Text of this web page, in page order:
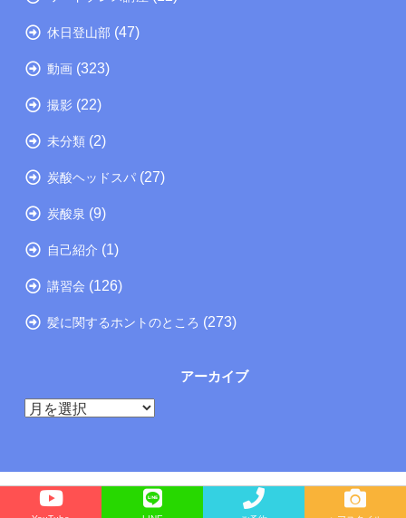
休日登山部 (47)
動画 (323)
撮影 (22)
未分類 (2)
炭酸ヘッドスパ (27)
炭酸泉 (9)
自己紹介 (1)
講習会 (126)
髪に関するホントのところ (273)
アーカイブ
ア
ブ
Copyright©
たつの市の美容院メーカー講師が教えるぺったんこ髪の解決方法ブログ, 2026 All